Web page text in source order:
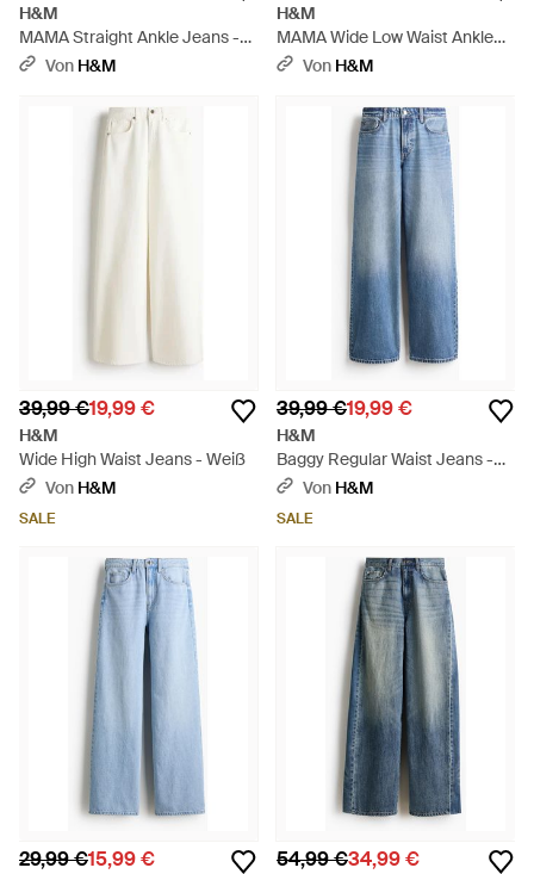
H&M
MAMA Straight Ankle Jeans -
BlauVon H&M
H&M
MAMA Wide Low Waist Ankle
Jeans - Weiß
Von H&M
39,99 €19,99 €
H&M
Wide High Waist Jeans - Weiß
Von H&M
SALE
39,99 €19,99 €
H&M
Baggy Regular Waist Jeans -
BlauVon H&M
SALE
29,99 €15,99 € 54,99 €34,99 €